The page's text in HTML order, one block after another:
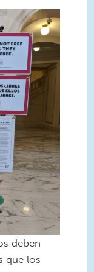
at 2.25.13
deben
que los